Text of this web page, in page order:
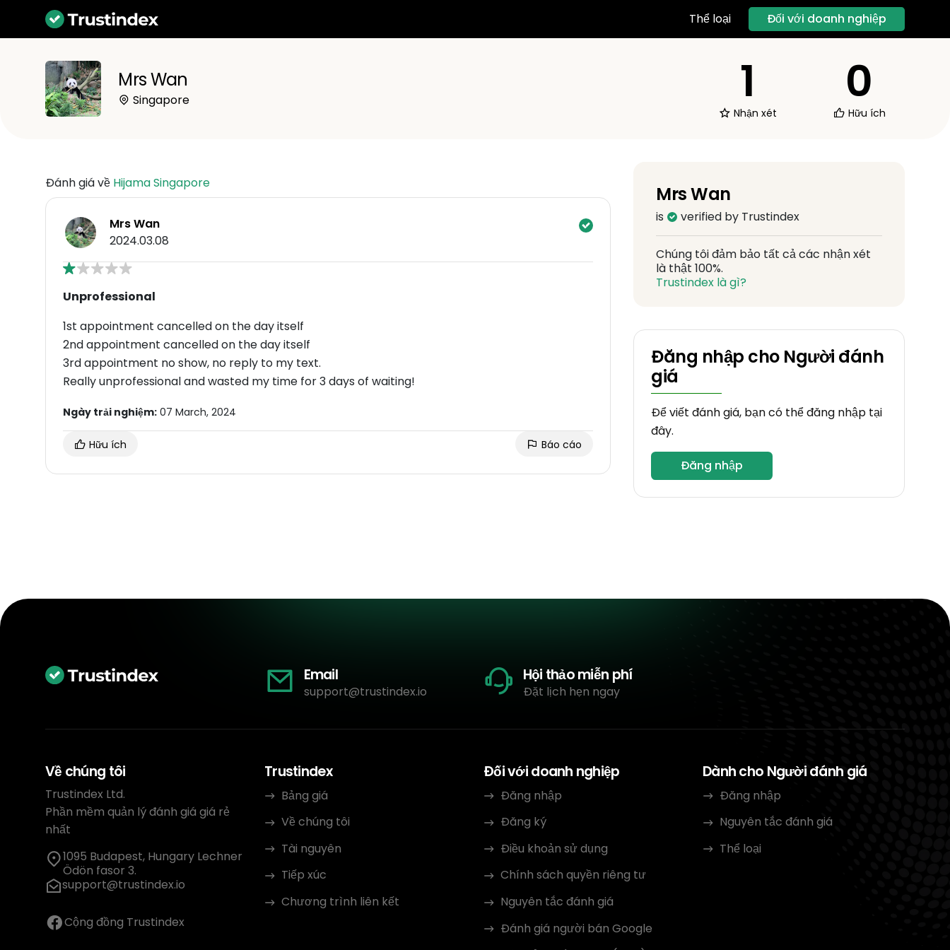
Thể loại Đối với doanh nghiệp
Mrs Wan
Singapore 1
Nhận xét
0
Hữu ích
Đánh giá về Hijama Singapore
Mrs Wan
2024.03.08
Unprofessional
1st appointment cancelled on the day itself
2nd appointment cancelled on the day itself
3rd appointment no show, no reply to my text.
Really unprofessional and wasted my time for 3 days of waiting!
Ngày trải nghiệm: 07 March, 2024
Hữu ích Báo cáo
Mrs Wan
is verified by Trustindex
Chúng tôi đảm bảo tất cả các nhận xét
là thật 100%.
Trustindex là gì?
Đăng nhập cho Người đánh
giá
Để viết đánh giá, bạn có thể đăng nhập tại
đây.
Đăng nhập
Email
support@trustindex.io
Hội thảo miễn phí
Đặt lịch hẹn ngay
Về chúng tôi
Trustindex Ltd.
Phần mềm quản lý đánh giá giá rẻ
nhất
1095 Budapest, Hungary Lechner
Ödön fasor 3.
support@trustindex.io
Cộng đồng Trustindex
Trustindex
Bảng giá
Về chúng tôi
Tài nguyên
Tiếp xúc
Chương trình liên kết
Đối với doanh nghiệp
Đăng nhập
Đăng ký
Điều khoản sử dụng
Chính sách quyền riêng tư
Nguyên tắc đánh giá
Đánh giá người bán Google
Dành cho Người đánh giá
Đăng nhập
Nguyên tắc đánh giá
Thể loại